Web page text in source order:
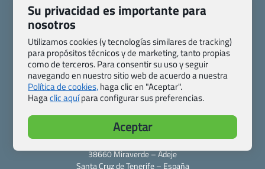
Quienes somos
Contacto
Blog de Viajes.com
Registro de agencias
Preguntas frecuentes
Condiciones generales
Política de privacidad y cookies
Transparencia
Todas las páginas – sitemap
Viajes.com
Last Minute Express S.L.U.
c/ Drago, CC HLS, Local 13
38660 Miraverde – Adeje
Santa Cruz de Tenerife – España
Su privacidad es importante para
nosotros
Utilizamos cookies (y tecnologías similares de tracking)
para propósitos técnicos y de marketing, tanto propias
como de terceros. Para consentir su uso y seguir
navegando en nuestro sitio web de acuerdo a nuestra
Política de cookies,haga clic en "Aceptar".
Hagaclic aquípara configurar sus preferencias.
Aceptar